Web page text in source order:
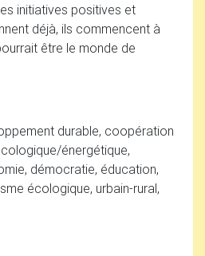
initiatives positives et
déjà, ils commencent à
être le monde de
durable, coopération
énergétique,
démocratie, éducation,
écologique, urbain-rural,